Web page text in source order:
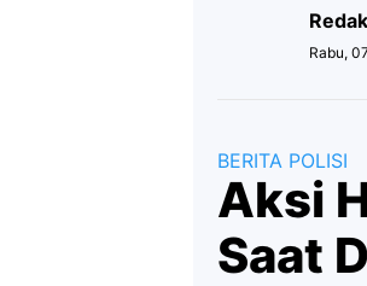
Rabu,
BERITA POLISI
Aksi
Saat